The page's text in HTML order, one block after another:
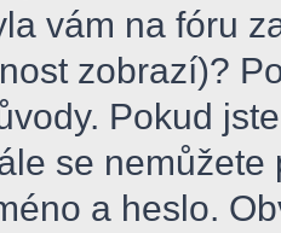
vám na fóru
zobrazí)?
Pokud
se
a heslo.